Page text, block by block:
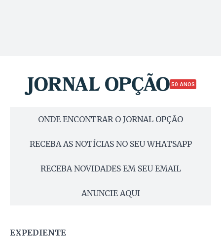
50 ANOS
ONDE ENCONTRAR O JORNAL OPÇÃO
RECEBA AS NOTÍCIAS NO SEU WHATSAPP
RECEBA NOVIDADES EM SEU EMAIL
ANUNCIE AQUI
EXPEDIENTE